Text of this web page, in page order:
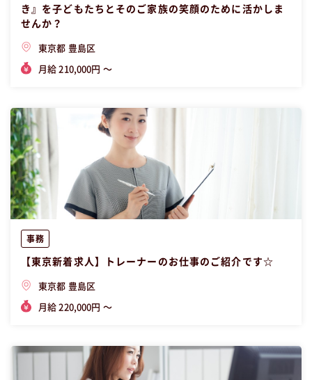
き』を子どもたちとそのご家族の笑顔のために活かしま
せんか？
東京都 豊島区
月給 210,000円 〜
事務
【東京新着求人】トレーナーのお仕事のご紹介です☆
東京都 豊島区
月給 220,000円 〜